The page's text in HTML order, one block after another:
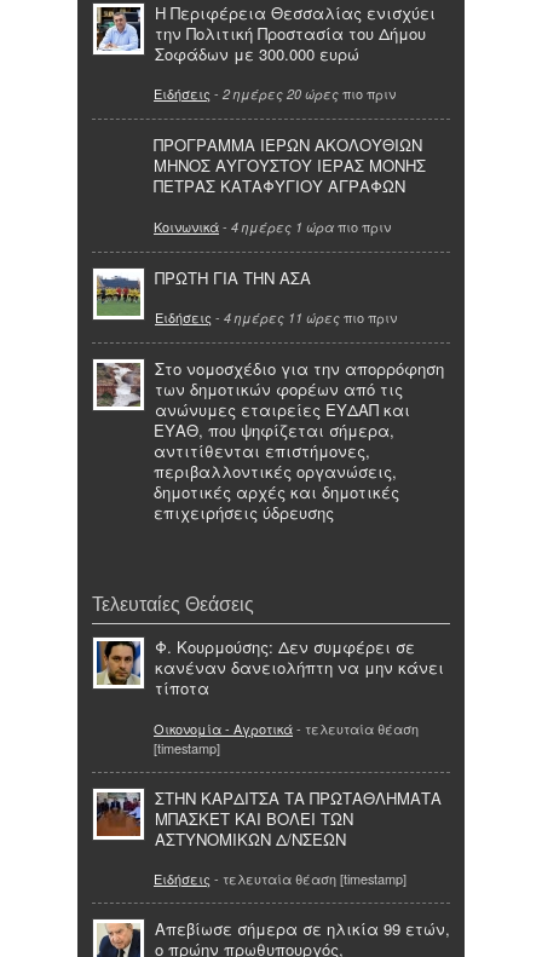
Η Περιφέρεια Θεσσαλίας ενισχύει
την Πολιτική Προστασία του Δήμου
Σοφάδων με 300.000 ευρώ
Ειδήσεις - 2 ημέρες 20 ώρες πιο πριν
ΠΡΟΓΡΑΜΜΑ ΙΕΡΩΝ ΑΚΟΛΟΥΘΙΩΝ
ΜΗΝΟΣ ΑΥΓΟΥΣΤΟΥ ΙΕΡΑΣ ΜΟΝΗΣ
ΠΕΤΡΑΣ ΚΑΤΑΦΥΓΙΟΥ ΑΓΡΑΦΩΝ
Κοινωνικά- 4 ημέρες 1 ώρα πιο πριν
ΠΡΩΤΗ ΓΙΑ ΤΗΝ ΑΣΑ
Ειδήσεις - 4 ημέρες 11 ώρες πιο πριν
Στο νομοσχέδιο για την απορρόφηση
των δημοτικών φορέων από τις
ανώνυμες εταιρείες ΕΥΔΑΠ και
ΕΥΑΘ, που ψηφίζεται σήμερα,
αντιτίθενται επιστήμονες,
περιβαλλοντικές οργανώσεις,
δημοτικές αρχές και δημοτικές
επιχειρήσεις ύδρευσης
Τελευταίες Θεάσεις
Φ. Κουρμούσης: Δεν συμφέρει σε
κανέναν δανειολήπτη να μην κάνει
τίποτα
Οικονομία - Αγροτικά- τελευταία θέαση
[timestamp]
ΣΤΗΝ ΚΑΡΔΙΤΣΑ ΤΑ ΠΡΩΤΑΘΛΗΜΑΤΑ
ΜΠΑΣΚΕΤ ΚΑΙ ΒΟΛΕΙ ΤΩΝ
ΑΣΤΥΝΟΜΙΚΩΝ Δ/ΝΣΕΩΝ
Ειδήσεις - τελευταία θέαση [timestamp]
Απεβίωσε σήμερα σε ηλικία 99 ετών,
ο πρώην πρωθυπουργός,